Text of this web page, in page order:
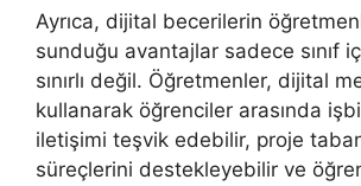
Ayrıca, dijital becerilerin
sunduğu avantajlar sadece sınıf
sınırlı değil. Öğretmenler, dijital
kullanarak öğrenciler arasında
iletişimi teşvik edebilir, proje
süreçlerini destekleyebilir ve